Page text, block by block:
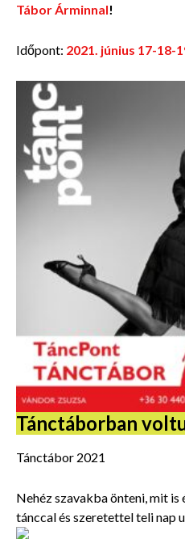
Tábor Árminnal!
Időpont: 2021. június 17-18-
Tánctáborban
Tánctábor 2021
Nehéz szavakba önteni, mit is
tánccal és szeretettel teli nap